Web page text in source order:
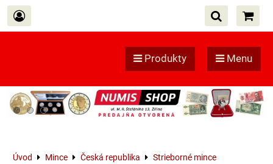
Produkty Menu
Úvod Mince Česká republika
Strieborné mince